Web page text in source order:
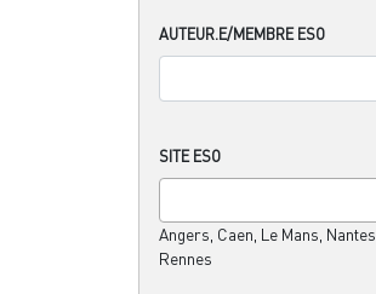
AUTEUR.E/MEMBRE ESO
SITE ESO
Angers, Caen, Le Mans, Nantes,
Rennes